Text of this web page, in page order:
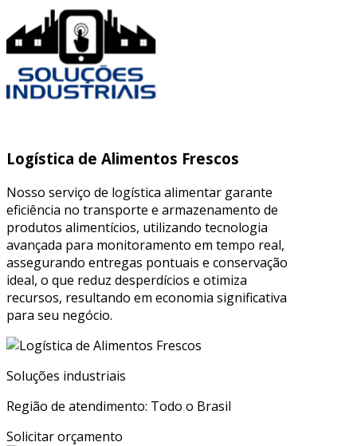
Logística de Alimentos Frescos
Nosso serviço de logística alimentar garante
eficiência no transporte e armazenamento de
produtos alimentícios, utilizando tecnologia
avançada para monitoramento em tempo real,
assegurando entregas pontuais e conservação
ideal, o que reduz desperdícios e otimiza
recursos, resultando em economia significativa
para seu negócio.
Soluções industriais
Região de atendimento: Todo o Brasil
Solicitar orçamento